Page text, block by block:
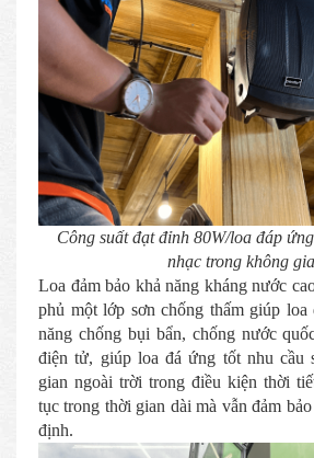
Công suất đạt đỉnh 80W/loa đáp
nhạc trong không
Loa đảm bảo khả năng kháng nước
phủ một lớp sơn chống thấm giúp loa
năng chống bụi bẩn, chống nước
điện tử, giúp loa đá ứng tốt nhu cầu
gian ngoài trời trong điều kiện thời
tục trong thời gian dài mà vẫn đảm
định.